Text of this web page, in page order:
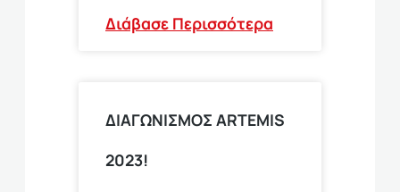
Διάβασε Περισσότερα
ΔΙΑΓΩΝΙΣΜΟΣ ARTEMIS
2023!